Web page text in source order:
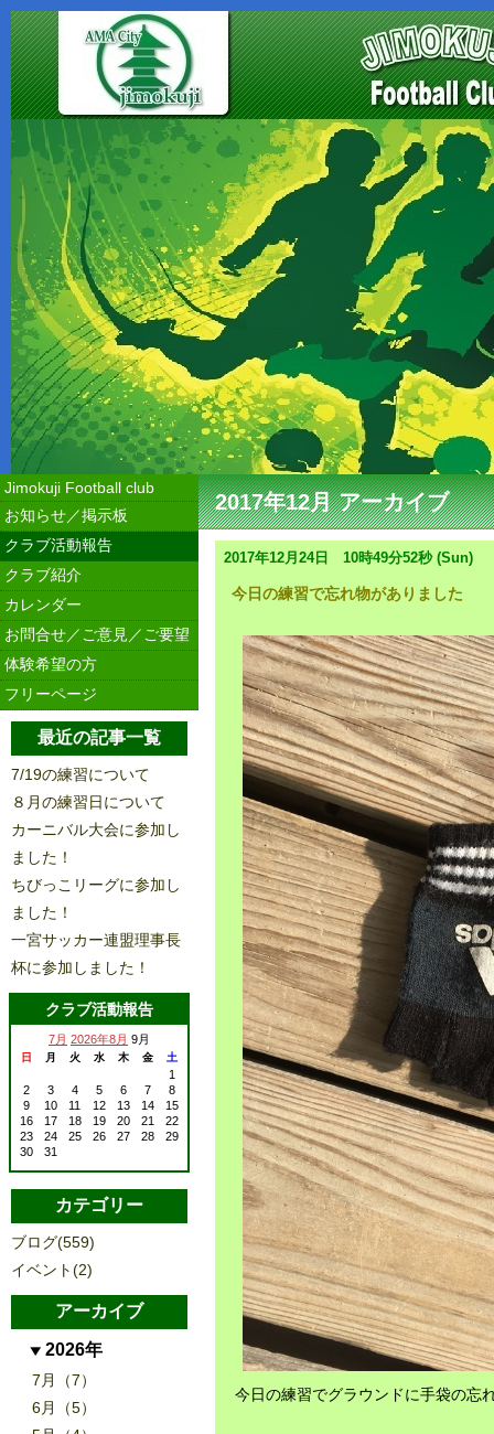
2017年12月 アーカイブ
2017年12月24日 10時49分52秒 (Sun)
今日の練習で忘れ物がありました
今日の練習でグラウンドに手袋の忘
Jimokuji Football club
お知らせ／掲示板
クラブ活動報告
クラブ紹介
カレンダー
お問合せ／ご意見／ご要望
体験希望の方
フリーページ
最近の記事一覧
7/19の練習について
８月の練習日について
カーニバル大会に参加し
ました！
ちびっこリーグに参加し
ました！
一宮サッカー連盟理事長
杯に参加しました！
クラブ活動報告
7月 2026年8月 9月
日 月 火 水 木 金 土
1
2
3 4 5 6 7
8
9
10 11 12 13 14
15
16
17 18 19 20 21
22
23
24 25 26 27 28
29
30
31
カテゴリー
ブログ(559)
イベント(2)
アーカイブ
2026年
7月（7）
6月（5）